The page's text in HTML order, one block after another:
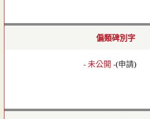
偏類碑別字
- 未公開 -(申請)